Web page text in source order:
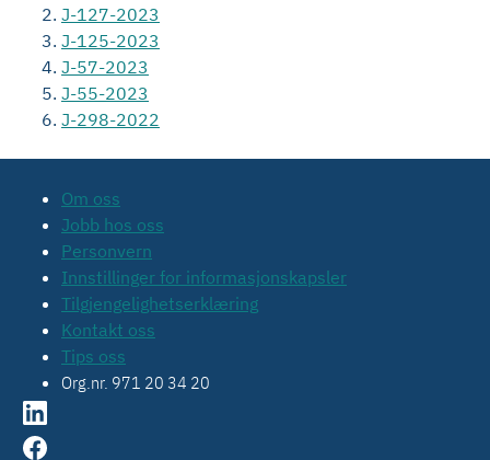
J-127-2023
J-125-2023
J-57-2023
J-55-2023
J-298-2022
Om oss
Jobb hos oss
Personvern
Innstillinger for informasjonskapsler
Tilgjengelighetserklæring
Kontakt oss
Tips oss
Org.nr. 971 20 34 20